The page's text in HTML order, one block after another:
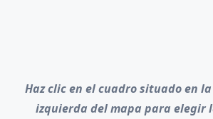
Haz clic en el cuadro situado en
izquierda del mapa para elegir